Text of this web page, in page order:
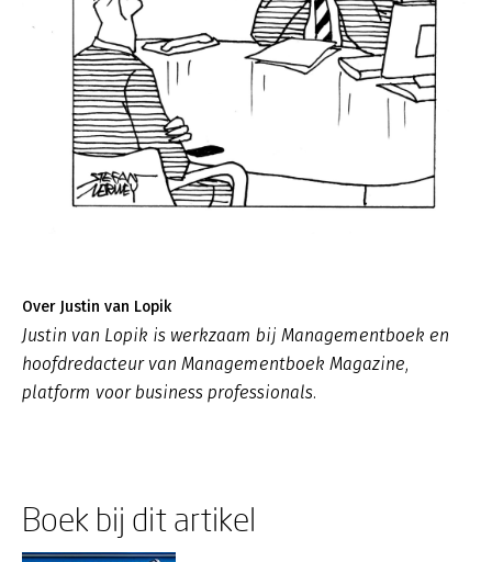
Over Justin van Lopik
Justin van Lopik is werkzaam bij Managementboek en
hoofdredacteur van Managementboek Magazine,
platform voor business professionals.
Boek bij dit artikel